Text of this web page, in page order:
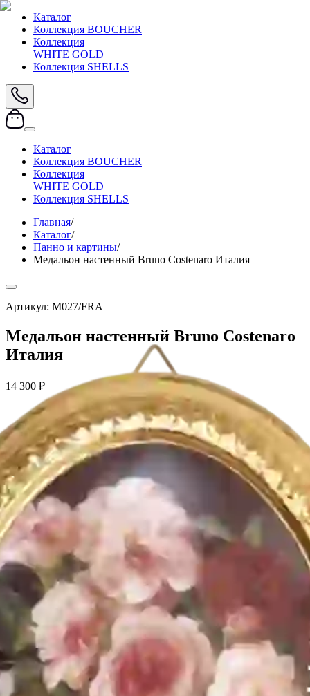
Каталог
Коллекция BOUCHER
Коллекция
WHITE GOLD
Коллекция SHELLS
Каталог
Коллекция BOUCHER
Коллекция
WHITE GOLD
Коллекция SHELLS
Главная/
Каталог/
Панно и картины/
Медальон настенный Bruno Costenaro Италия
Артикул: M027/FRA
Медальон настенный Bruno Costenaro
Италия
14 300 ₽
Производитель:
Bruno Costenaro
Коллекция:
FRAGRANCE
Материал
керамика
Декор
золото 24-карата
Страна
Италия
Тип: